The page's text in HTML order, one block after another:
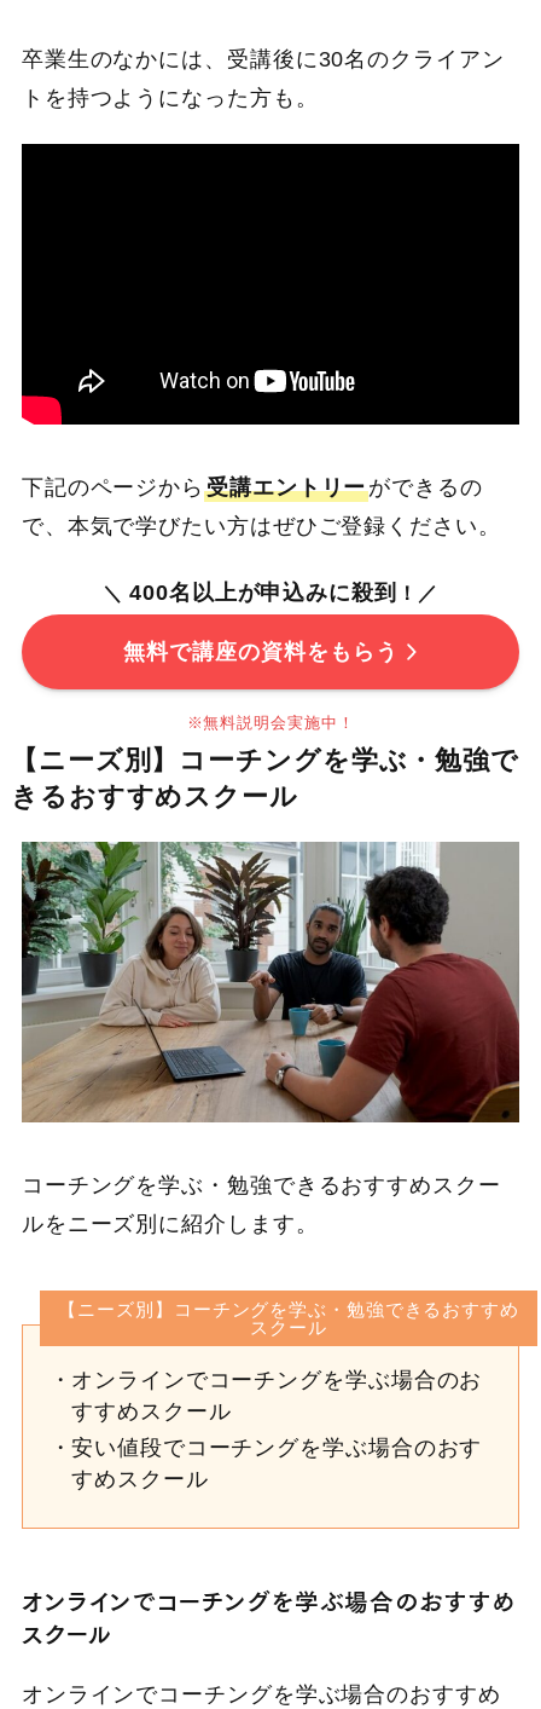
卒業生のなかには、受講後に30名のクライアン
トを持つようになった方も。
下記のページから受講エントリーができるの
で、本気で学びたい方はぜひご登録ください。
＼400名以上が申込みに殺到 ！／
無料で講座の資料をもらう
※無料説明会実施中！
【ニーズ別】コーチングを学ぶ・勉強で
きるおすすめスクール
コーチングを学ぶ・勉強できるおすすめスクー
ルをニーズ別に紹介します。
【ニーズ別】コーチングを学ぶ・勉強できるおすすめ
スクール
オンラインでコーチングを学ぶ場合のお
すすめスクール
安い値段でコーチングを学ぶ場合のおす
すめスクール
オンラインでコーチングを学ぶ場合のおすすめ
スクール
オンラインでコーチングを学ぶ場合のおすすめ